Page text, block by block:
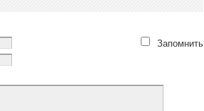
Запомнить